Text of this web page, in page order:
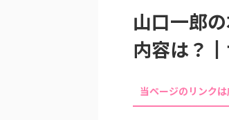
山口一郎
内容は？┃
当ページのリンク